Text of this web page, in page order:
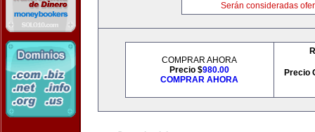
Serán consideradas
COMPRAR AHORA
Precio $980.00
COMPRAR AHORA
Precio